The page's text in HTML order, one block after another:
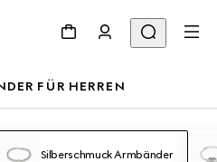
FÜR HERREN
Silberschmuck Armbänder